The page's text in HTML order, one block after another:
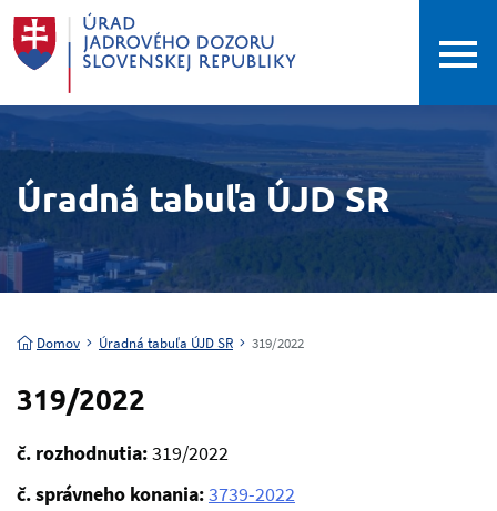
Úradná tabuľa ÚJD SR
Domov Úradná tabuľa ÚJD SR 319/2022
319/2022
č. rozhodnutia:319/2022
č. správneho konania:3739-2022